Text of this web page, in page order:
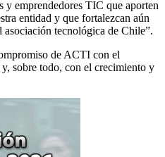
y emprendedores TIC que aporten
entidad y que fortalezcan aún
tecnológica de Chile”.
de ACTI con el
sobre todo, con el crecimiento y